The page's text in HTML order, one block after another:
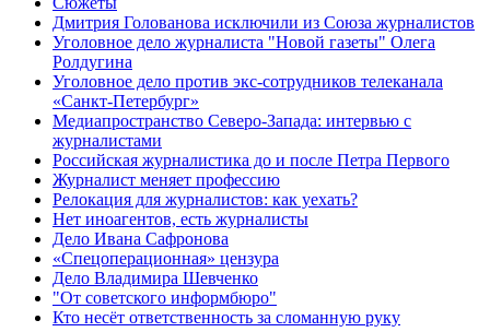
Дмитрия Голованова исключили из Союза журналистов
Уголовное дело журналиста "Новой газеты" Олега
Ролдугина
Уголовное дело против экс-сотрудников телеканала
«Санкт-Петербург»
Медиапространство Северо-Запада: интервью с
журналистами
Российская журналистика до и после Петра Первого
Журналист меняет профессию
Релокация для журналистов: как уехать?
Нет иноагентов, есть журналисты
Дело Ивана Сафронова
«Спецоперационная» цензура
Дело Владимира Шевченко
"От советского информбюро"
Кто несёт ответственность за сломанную руку